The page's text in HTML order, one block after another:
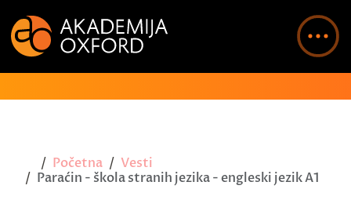
Početna
Vesti
Paraćin - škola stranih jezika - engleski jezik A1